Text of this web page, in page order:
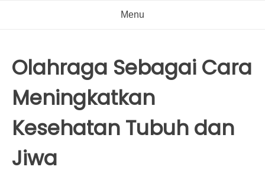
Menu
Olahraga Sebagai Cara
Meningkatkan
Kesehatan Tubuh dan
Jiwa